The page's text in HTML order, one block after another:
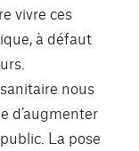
vivre ces
à défaut
nous
d’augmenter
La pose